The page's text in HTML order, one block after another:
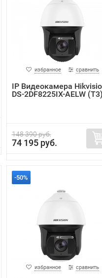
избранное сравнить
IP Видеокамера
DS-2DF8225IX-AELW
148 390 руб.
74 195 руб.
-50%
избранное сравнить